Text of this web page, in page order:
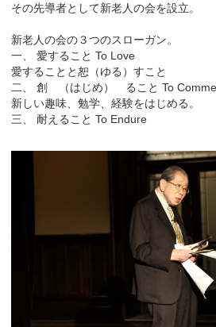
その先導者として新老人の会を設立。
新老人の会の３つのスローガン。
一、 愛すること To Love
愛することと恕（ゆる）すこと
二、 創 （はじめ） ること To
新しい趣味、勉学、経験をはじめる。
三、 耐えること To Endure